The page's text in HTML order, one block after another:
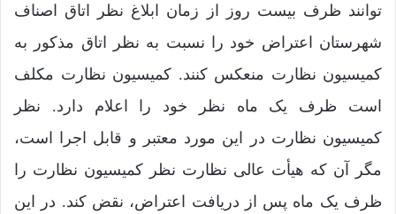
‌توانند ظرف بیست روز از زمان ابلاغ نظر اتاق اصناف
شهرستان اعتراض خود را ‌نسبت به نظر اتاق مذکور به
کمیسیون نظارت منعکس کنند. کمیسیون نظارت مکلف
‌است ظرف یک ماه نظر خود را اعلام دارد. نظر
کمیسیون نظارت در این مورد معتبر و قابل ‌اجرا است،
مگر آن که هیأت عالی نظارت نظر کمیسیون نظارت را
ظرف یک ماه پس از ‌دریافت اعتراض، نقض کند. در این